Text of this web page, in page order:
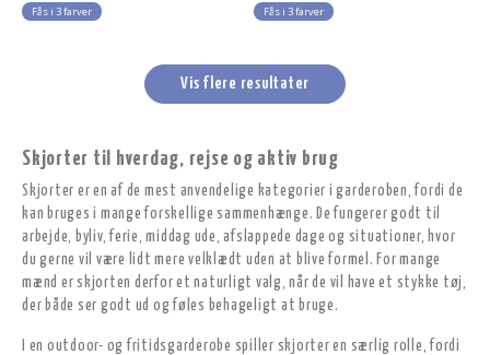
Fås i 3 farver Fås i 3 farver
Vis flere resultater
Skjorter til hverdag, rejse og aktiv brug
Skjorter er en af de mest anvendelige kategorier i garderoben, fordi de
kan bruges i mange forskellige sammenhænge. De fungerer godt til
arbejde, byliv, ferie, middag ude, afslappede dage og situationer, hvor
du gerne vil være lidt mere velklædt uden at blive formel. For mange
mænd er skjorten derfor et naturligt valg, når de vil have et stykke tøj,
der både ser godt ud og føles behageligt at bruge.
I en outdoor- og fritidsgarderobe spiller skjorter en særlig rolle, fordi